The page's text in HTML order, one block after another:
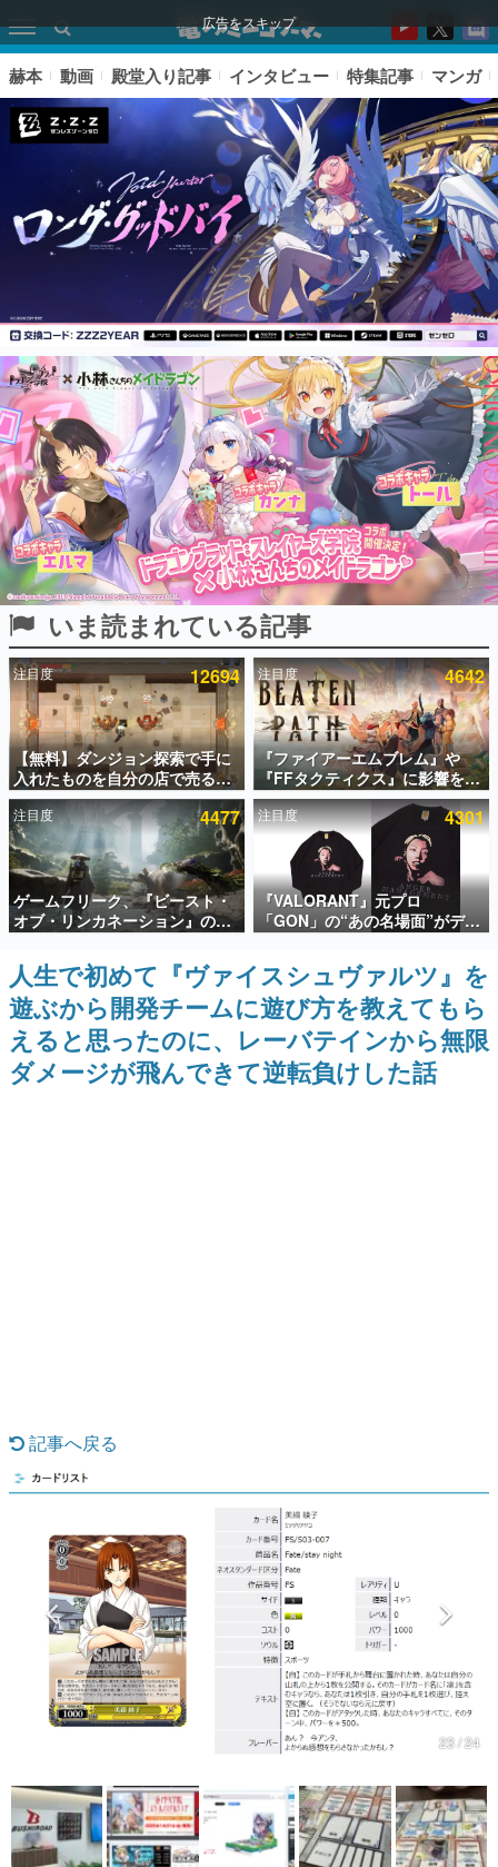
広告をスキップ
ピックアップ
電ファミのいま読まれている記事ランキング
アプリセール情報
インタビュー
連載・特集一覧
殿堂入り記事
SNS拡散数が数千以上！ ページビュー数万以上！ などな
ど。多くの人々に読まれた、電ファミ渾身の“殿堂入り”記
事をまとめました。
ゲームの企画書
名作ゲームクリエイターの方々に製作時のエピソードをお
聞きし、ヒットする企画（ゲーム）とは何か？を探ってい
きます。
赫本
この物語を解いてはいけない。『赫本』は、〈試験問題〉
の形をした短編ホラー小説集です。
新世代に訊く
これからのデジタルゲーム市場を担う若きクリエイター達
の姿を追い、彼らのルーツと情熱を探っていきます。
ゲーム世代の作家たち
ゲームに多大な影響を受けた作家さんに取材し、ゲームが
日本のコンテンツ産業やカルチャーに与えた影響を探る企
画です。
日本モバイルゲーム産業史
日本のモバイルゲーム史における主要なトピック・タイト
カテゴリ
特集記事
マンガ
女性向け
アプリレビュー
その他
電ファミニコゲーマーとは？
赫本 動画 殿堂入り記事 インタビュー 特集記事 マンガ
いま読まれている記事
注目度 12694
【無料】ダンジョン探索で手に
入れたものを自分の店で売るゲ
ーム『Moonlighter』がSteam
にて無料配布中！続編
『Moonlighter 2』の9月2日正
式リリースを記念したキャンペ
ーン
注目度 4642
『ファイアーエムブレム』や
『FFタクティクス』に影響を受
けた新作戦略RPG『Beaten
Path』2027年に発売へ。
PC（Steam）、PS5、Xbox、
Switch向けにリリース予定
注目度 4477
ゲームフリーク、『ビースト・
オブ・リンカネーション』の継
続的なアプデ方針を表明。ユー
ザーからの意見を真摯に受け止
めて対応へ。修正パッチは約1週
間以内に配信される予定
注目度 4301
『VALORANT』元プロ
「GON」の“あの名場面”がデザ
インされた新作グッズが本日8月
5日より期間限定で発売。Tシャ
ツやコインケース、アクキーな
どが全品受注生産で登場、過去
に発売したグッズの再販も
人生で初めて『ヴァイスシュヴァルツ』を
遊ぶから開発チームに遊び方を教えてもら
えると思ったのに、レーバテインから無限
ダメージが飛んできて逆転負けした話
記事へ戻る
23 / 24